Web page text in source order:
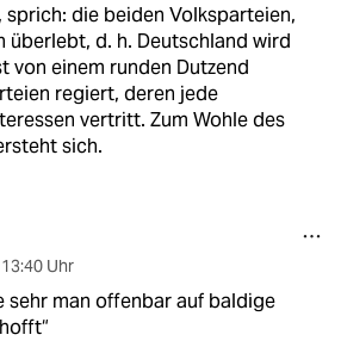
sprich: die beiden Volksparteien,
überlebt, d. h. Deutschland wird
von einem runden Dutzend
regiert, deren jede
vertritt. Zum Wohle des
sich.
13:40 Uhr
sehr man offenbar auf baldige